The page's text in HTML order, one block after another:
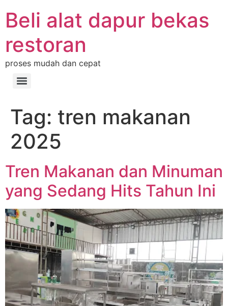
Beli alat dapur bekas
restoran
proses mudah dan cepat
Tag: tren makanan
2025
Tren Makanan dan Minuman
yang Sedang Hits Tahun Ini